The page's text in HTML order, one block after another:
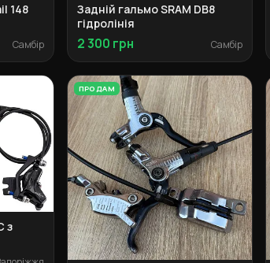
148
Самбір
Задній гальмо SRAM DB8
гідролінія
2 300 грн Самбір
з
ПРОДАМ